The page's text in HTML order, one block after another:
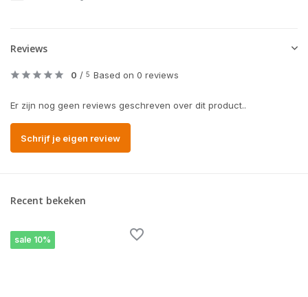
Reviews
0 / 5 Based on 0 reviews
Er zijn nog geen reviews geschreven over dit product..
Schrijf je eigen review
Recent bekeken
sale 10%